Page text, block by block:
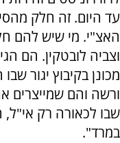
עד היום. זה חלק
האצ"י. מי שיש להם
וצביה לובטקין. הם
מכונן בקיבוץ יגור
ורשה והם שמייצרים
שבו לכאורה רק
במרד".